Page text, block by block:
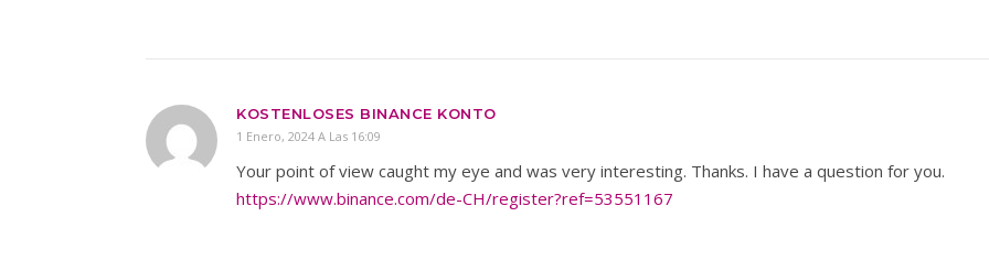
KOSTENLOSES BINANCE KONTO
1 Enero, 2024 A Las 16:09
Your point of view caught my eye and was very interesting. Thanks. I have a question for you.
https://www.binance.com/de-CH/register?ref=53551167